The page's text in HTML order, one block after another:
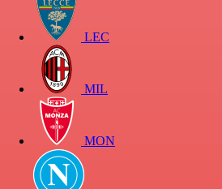
LEC
MIL
MON